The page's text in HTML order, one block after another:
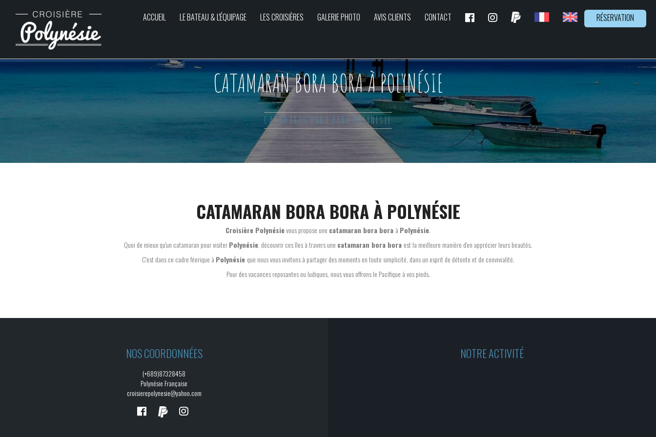
ACCUEIL LE BATEAU & L'ÉQUIPAGE LES CROISIÈRES GALERIE PHOTO AVIS CLIENTS CONTACT RÉSERVATION
CATAMARAN BORA BORA À POLYNÉSIE
CATAMARAN BORA BORA POLYNÉSIE
CATAMARAN BORA BORA À POLYNÉSIE
Croisière Polynésievous propose une catamaran bora bora à Polynésie.
Quoi de mieux qu'un catamaran pour visiterPolynésie , découvrir ces îles à travers une catamaran bora bora est la meilleure manière d'en apprécier leurs beautés.
C'est dans ce cadre féerique à Polynésie que nous vous invitons à partager des moments en toute simplicité, dans un esprit de détente et de convivialité.
Pour des vacances reposantes ou ludiques, nous vous offrons le Pacifique à vos pieds.
NOS COORDONNÉES
(+689)87328458
Polynésie Française
croisierepolynesie@yahoo.com
NOTRE ACTIVITÉ